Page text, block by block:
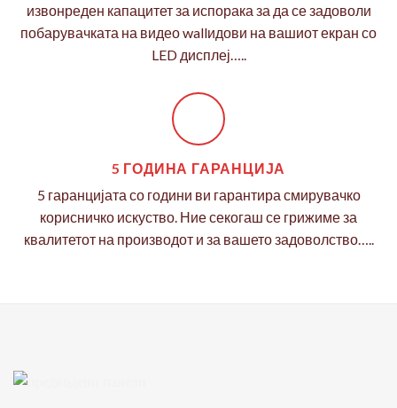
извонреден капацитет за испорака за да се задоволи
побарувачката на видео wallидови на вашиот екран со
LED дисплеј…..
5 ГОДИНА ГАРАНЦИЈА
5 гаранцијата со години ви гарантира смирувачко
корисничко искуство. Ние секогаш се грижиме за
квалитетот на производот и за вашето задоволство…..